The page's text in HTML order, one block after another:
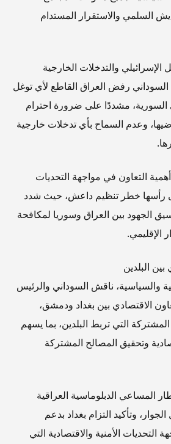
السلمي والاستقرار المستدام
والتدخلات الخارجية
رفض العراق القاطع لأي توغل
السورية، مشددًا على ضرورة احترام
وعدم السماح بأي تدخلات خارجية
التعاون في مواجهة التحديات
رأسها خطر تنظيم داعش، حيث شدد
الجهود بين العراق وسوريا لمكافحة
الإقليمي.
بين البلدين
والسياسية، ناقش السوداني والرئيس
الاقتصادي بين بغداد ودمشق،
التي تربط البلدين، بما يسهم
وتحقيق المصالح المشتركة
المساعي الدبلوماسية العراقية
وتأكيد التزام بغداد بدعم
التحديات الأمنية والاقتصادية التي